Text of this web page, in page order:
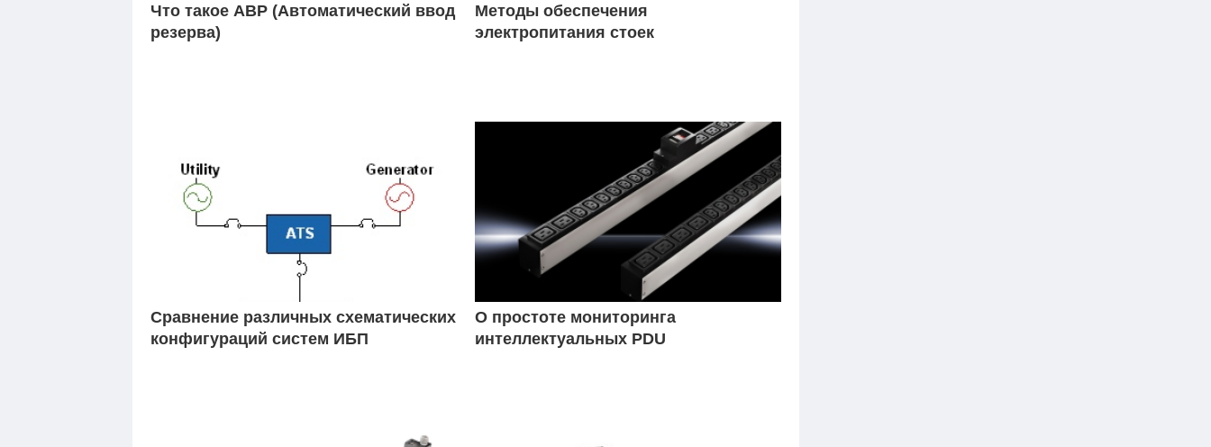
Что такое АВР (Автоматический ввод
резерва)
Методы обеспечения
электропитания стоек
Сравнение различных схематических
конфигураций систем ИБП
О простоте мониторинга
интеллектуальных PDU